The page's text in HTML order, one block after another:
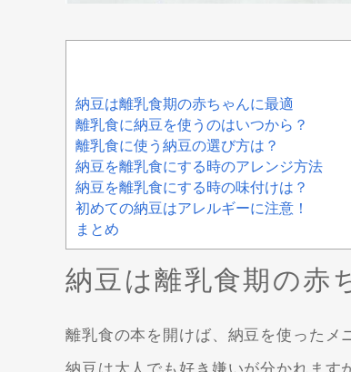
納豆は離乳食期の赤ちゃんに最適
離乳食に納豆を使うのはいつから？
離乳食に使う納豆の選び方は？
納豆を離乳食にする時のアレンジ方法
納豆を離乳食にする時の味付けは？
初めての納豆はアレルギーに注意！
まとめ
納豆は離乳食期の赤
離乳食の本を開けば、納豆を使ったメ